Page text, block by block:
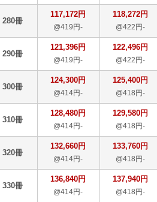
280冊
117,172円
@419円-
118,272円
@422円-
290冊
121,396円
@419円-
122,496円
@422円-
300冊
124,300円
@414円-
125,400円
@418円-
310冊
128,480円
@414円-
129,580円
@418円-
320冊
132,660円
@414円-
133,760円
@418円-
330冊
136,840円
@414円-
137,940円
@418円-